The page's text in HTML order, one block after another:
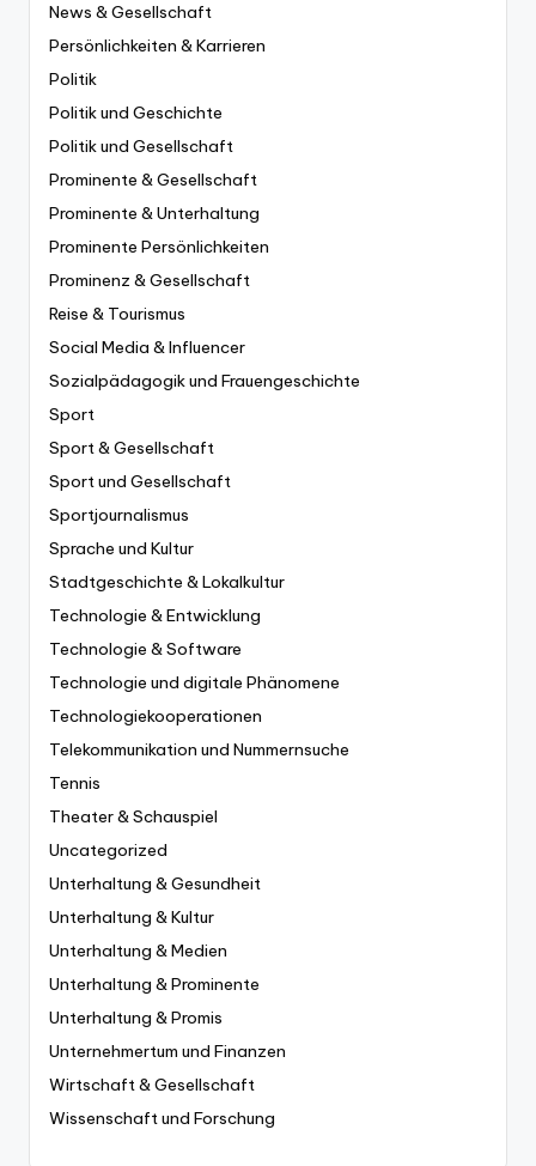
News & Gesellschaft
Persönlichkeiten & Karrieren
Politik
Politik und Geschichte
Politik und Gesellschaft
Prominente & Gesellschaft
Prominente & Unterhaltung
Prominente Persönlichkeiten
Prominenz & Gesellschaft
Reise & Tourismus
Social Media & Influencer
Sozialpädagogik und Frauengeschichte
Sport
Sport & Gesellschaft
Sport und Gesellschaft
Sportjournalismus
Sprache und Kultur
Stadtgeschichte & Lokalkultur
Technologie & Entwicklung
Technologie & Software
Technologie und digitale Phänomene
Technologiekooperationen
Telekommunikation und Nummernsuche
Tennis
Theater & Schauspiel
Uncategorized
Unterhaltung & Gesundheit
Unterhaltung & Kultur
Unterhaltung & Medien
Unterhaltung & Prominente
Unterhaltung & Promis
Unternehmertum und Finanzen
Wirtschaft & Gesellschaft
Wissenschaft und Forschung